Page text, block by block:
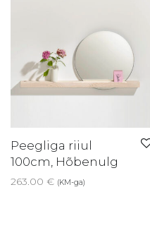
Peegliga riiul
100cm, Hõbenulg
263.00 € (KM-ga)